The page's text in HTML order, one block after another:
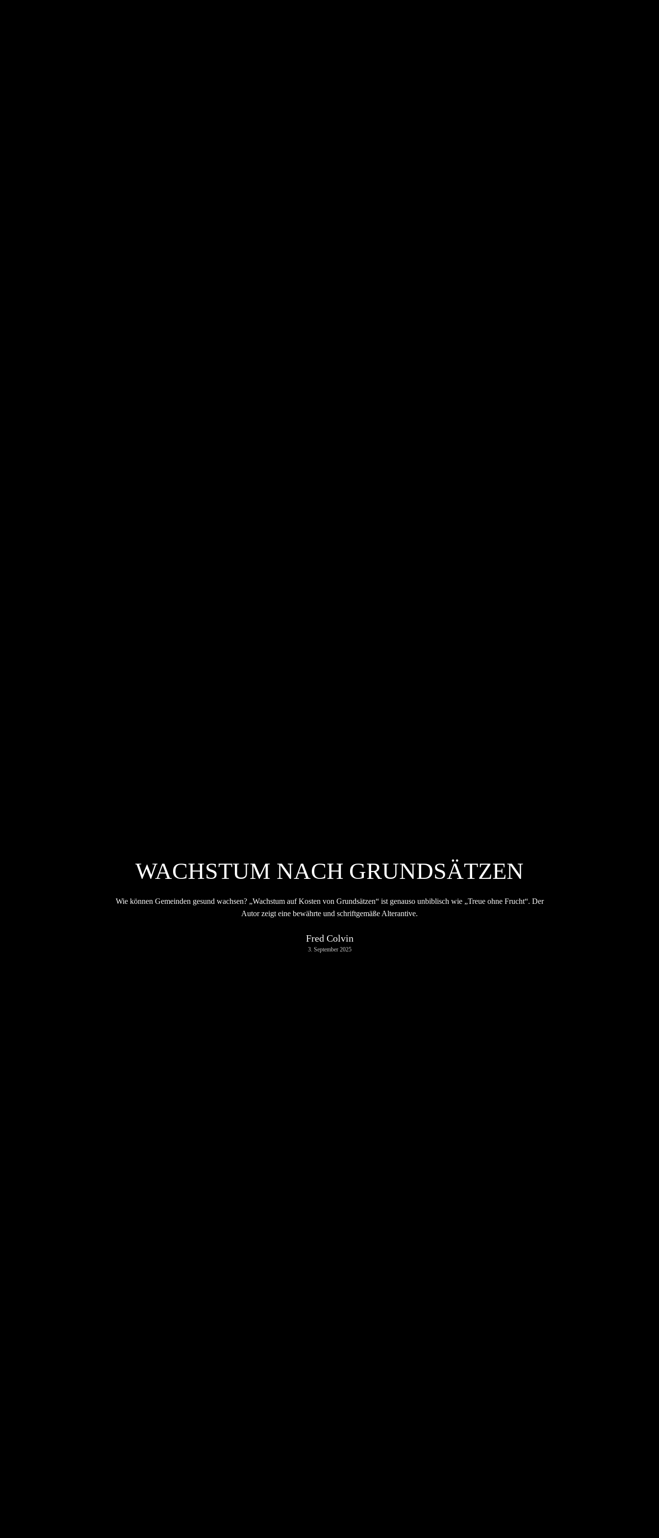
WACHSTUM NACH GRUNDSÄTZEN
Wie können Gemeinden gesund wachsen? „Wachstum auf Kosten von Grundsätzen“ ist genauso unbiblisch wie „Treue ohne Frucht“. Der
Autor zeigt eine bewährte und schriftgemäße Alterantive.
Fred Colvin
3. September 2025